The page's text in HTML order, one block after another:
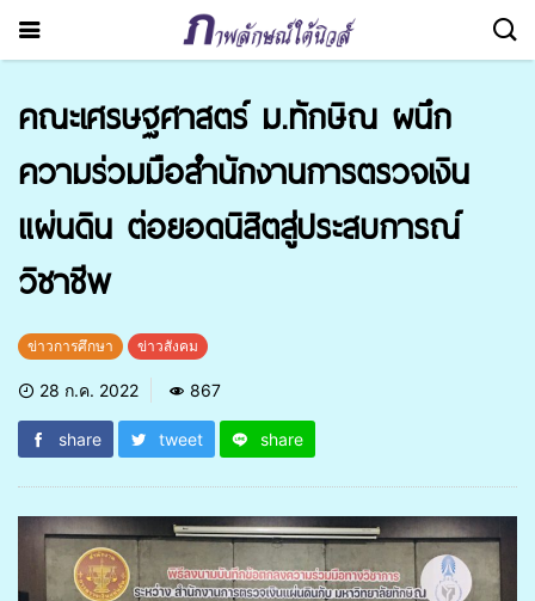
คณะเศรษฐศาสตร์ ม.ทักษิณ ผนึก
ความร่วมมือสำนักงานการตรวจเงิน
แผ่นดิน ต่อยอดนิสิตสู่ประสบการณ์
วิชาชีพ
ข่าวการศึกษา ข่าวสังคม
28 ก.ค. 2022 867
share tweet share